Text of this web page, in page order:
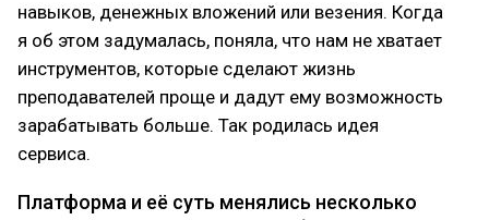
навыков, денежных вложений или везения. Когда
я об этом задумалась, поняла, что нам не хватает
инструментов, которые сделают жизнь
преподавателей проще и дадут ему возможность
зарабатывать больше. Так родилась идея
сервиса.
Платформа и её суть менялись несколько